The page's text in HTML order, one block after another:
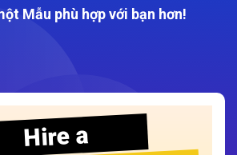
Mẫu phù hợp với bạn hơn!
Hire a